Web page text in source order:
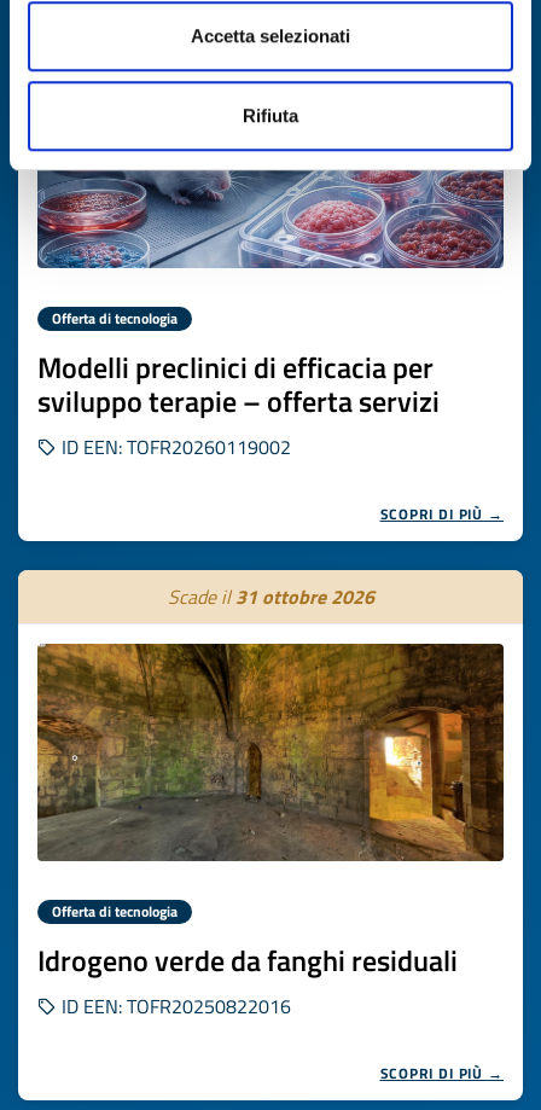
Accetta selezionati
Rifiuta
Offerta di tecnologia
Modelli preclinici di efficacia per
sviluppo terapie – offerta servizi
ID EEN: TOFR20260119002
SCOPRI DI PIÙ →
Scade il31 ottobre 2026
Offerta di tecnologia
Idrogeno verde da fanghi residuali
ID EEN: TOFR20250822016
SCOPRI DI PIÙ →